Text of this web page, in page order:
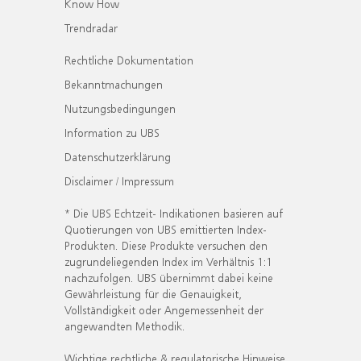
Know How
Trendradar
Rechtliche Dokumentation
Bekanntmachungen
Nutzungsbedingungen
Information zu UBS
Datenschutzerklärung
Disclaimer / Impressum
* Die UBS Echtzeit- Indikationen basieren auf
Quotierungen von UBS emittierten Index-
Produkten. Diese Produkte versuchen den
zugrundeliegenden Index im Verhältnis 1:1
nachzufolgen. UBS übernimmt dabei keine
Gewährleistung für die Genauigkeit,
Vollständigkeit oder Angemessenheit der
angewandten Methodik.